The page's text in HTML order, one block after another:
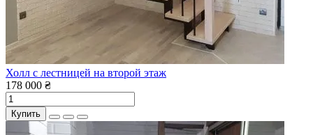
Холл с лестницей на второй этаж
178 000 ₴
Купить